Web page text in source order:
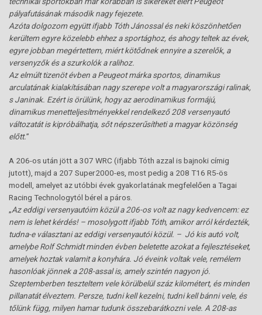
pályafutásának második nagy fejezete.
Azóta dolgozom együtt ifjabb Tóth Jánossal és neki köszönhetően
kerültem egyre közelebb ehhez a sportághoz, és ahogy teltek az évek,
egyre jobban megértettem, miért kötődnek ennyire a szerelők, a
versenyzők és a szurkolók a ralihoz.
Az elmúlt tizenöt évben a Peugeot márka sportos, dinamikus
arculatának kialakításában nagy szerepe volt a magyarországi ralinak,
s Janinak. Ezért is örülünk, hogy az aerodinamikus formájú,
dinamikus menetteljesítményekkel rendelkező 208 versenyautó
változatát is kipróbálhatja, sőt népszerűsítheti a magyar közönség
előtt.”
A 206-os után jött a 307 WRC (ifjabb Tóth azzal is bajnoki címig
jutott), majd a 207 Super2000-es, most pedig a 208 T16 R5-ös
modell, amelyet az utóbbi évek gyakorlatának megfelelően a Tagai
Racing Technologytól bérel a páros.
„Az eddigi versenyautóim közül a 206-os volt az nagy kedvencem: ez
nem is lehet kérdés! – mosolygott ifjabb Tóth, amikor arról kérdezték,
tudna-e választani az eddigi versenyautói közül. – Jó kis autó volt,
amelybe Rolf Schmidt minden évben beletette azokat a fejlesztéseket,
amelyek hoztak valamit a konyhára. Jó éveink voltak vele, remélem
hasonlóak jönnek a 208-assal is, amely szintén nagyon jó.
Szeptemberben teszteltem vele körülbelül száz kilométert, és minden
pillanatát élveztem. Persze, tudni kell kezelni, tudni kell bánni vele, és
tőlünk függ, milyen hamar tudunk összebarátkozni vele. A 208-as